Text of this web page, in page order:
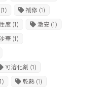
(1) 補修 (1)
度 (1) 激安 (1)
華 (1)
可溶化剤 (1)
乾熱 (1)